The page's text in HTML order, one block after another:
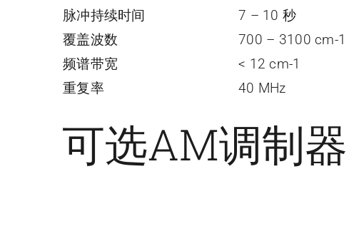
脉冲持续时间
7 – 10 秒
覆盖波数
700 – 3100 cm-1
频谱带宽
< 12 cm-1
重复率
40 MHz
可选AM调制器